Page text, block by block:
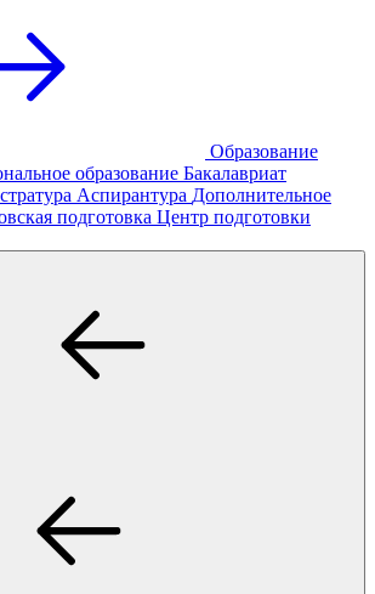
Образование
образование Бакалавриат
Аспирантура Дополнительное
подготовка Центр подготовки